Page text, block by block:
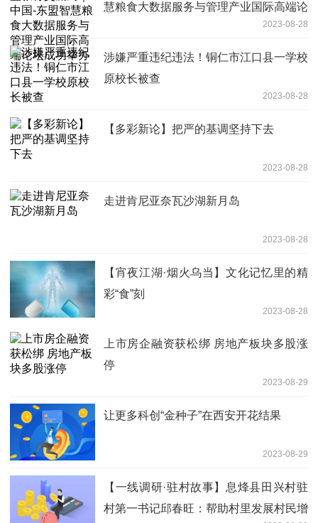
慧粮食大数据服务与管理产业国际高端论
2023-08-28
涉嫌严重违纪违法！铜仁市江口县一学校
原校长被查
2023-08-28
【多彩新论】把严的基调坚持下去
2023-08-28
走进肯尼亚奈瓦沙湖新月岛
2023-08-28
【宵夜江湖·烟火乌当】文化记忆里的精
彩“食”刻
2023-08-28
上市房企融资获松绑 房地产板块多股涨
停
2023-08-29
让更多科创“金种子”在西安开花结果
2023-08-29
【一线调研·驻村故事】息烽县田兴村驻
村第一书记邱春旺：帮助村里发展村民增